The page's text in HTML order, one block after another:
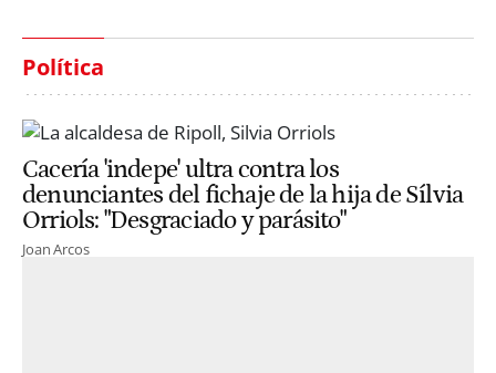
Política
Cacería 'indepe' ultra contra los
denunciantes del fichaje de la hija de Sílvia
Orriols: "Desgraciado y parásito"
Joan Arcos